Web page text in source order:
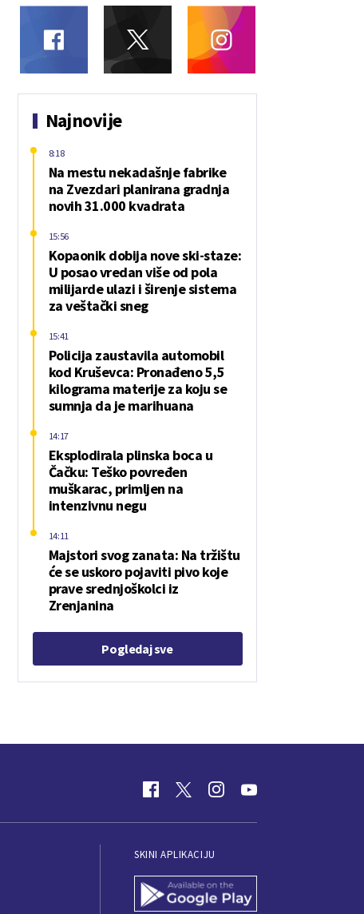
Najnovije
Na mestu nekadašnje fabrike
na Zvezdari planirana gradnja
novih 31.000 kvadrata
8:18
Kopaonik dobija nove ski-staze:
U posao vredan više od pola
milijarde ulazi i širenje sistema
za veštački sneg
15:56
Policija zaustavila automobil
kod Kruševca: Pronađeno 5,5
kilograma materije za koju se
sumnja da je marihuana
15:41
Eksplodirala plinska boca u
Čačku: Teško povređen
muškarac, primljen na
intenzivnu negu
14:17
Majstori svog zanata: Na tržištu
će se uskoro pojaviti pivo koje
prave srednjoškolci iz
Zrenjanina
14:11
Pogledaj sve
SKINI APLIKACIJU